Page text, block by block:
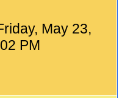
May 23,
PM